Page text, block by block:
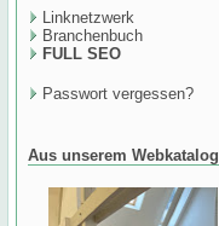
Linknetzwerk
Branchenbuch
FULL SEO
Passwort vergessen?
Aus unserem Webkatalog